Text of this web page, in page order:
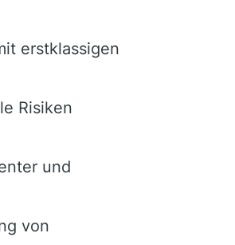
erstklassigen
Risiken
und
von